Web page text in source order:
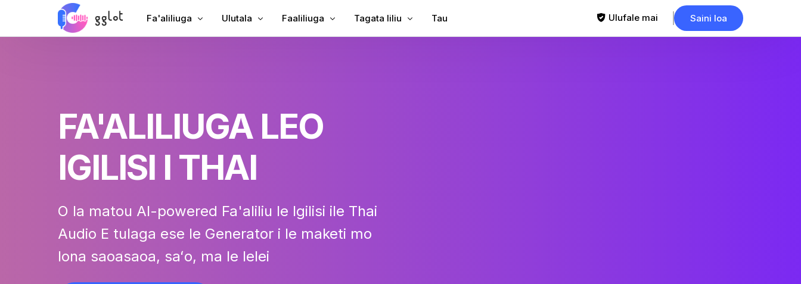
Fa'aliliuga
Fa'aliliuga Fonotaga
Leosi a le Kamupani
Ulutala
AI Dubbing
VTT Foafoa
Faaliliuga Tagata liliu Tau Ulufale mai Saini loa
FA'ALILIUGA LEO
IGILISI I THAI
O la matou AI-powered Fa'aliliu le Igilisi ile Thai
Audio E tulaga ese le Generator i le maketi mo
lona saoasaoa, saʻo, ma le lelei